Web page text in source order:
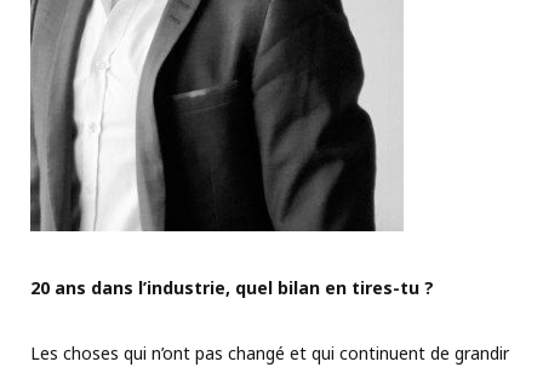
20 ans dans l’industrie, quel bilan en tires-tu ?
Les choses qui n’ont pas changé et qui continuent de grandir